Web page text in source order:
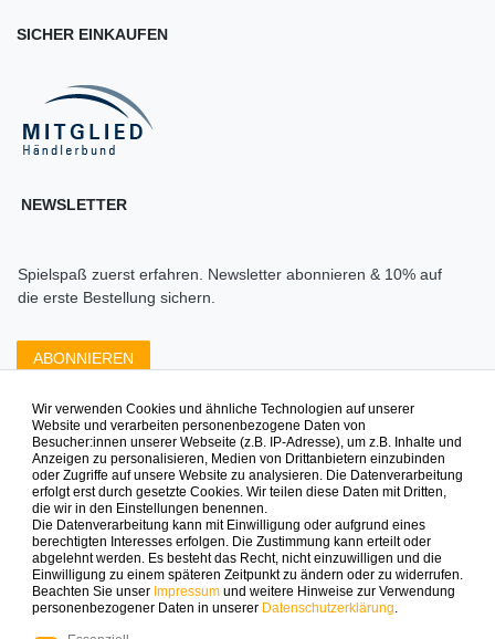
SICHER EINKAUFEN
NEWSLETTER
Spielspaß zuerst erfahren. Newsletter abonnieren & 10% auf
die erste Bestellung sichern.
ABONNIEREN
Zahlungsarten die wir anbieten
Mehr Spielinspiration gefällig?
Wir verwenden Cookies und ähnliche Technologien auf unserer
Website und verarbeiten personenbezogene Daten von
Besucher:innen unserer Webseite (z.B. IP-Adresse), um z.B. Inhalte und
Anzeigen zu personalisieren, Medien von Drittanbietern einzubinden
oder Zugriffe auf unsere Website zu analysieren. Die Datenverarbeitung
erfolgt erst durch gesetzte Cookies. Wir teilen diese Daten mit Dritten,
die wir in den Einstellungen benennen.
Die Datenverarbeitung kann mit Einwilligung oder aufgrund eines
berechtigten Interesses erfolgen. Die Zustimmung kann erteilt oder
abgelehnt werden. Es besteht das Recht, nicht einzuwilligen und die
Einwilligung zu einem späteren Zeitpunkt zu ändern oder zu widerrufen.
Beachten Sie unser Impressum und weitere Hinweise zur Verwendung
personenbezogener Daten in unserer Daten­schutz­erklärung.